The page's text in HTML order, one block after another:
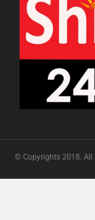
© Copyrights 2018. All